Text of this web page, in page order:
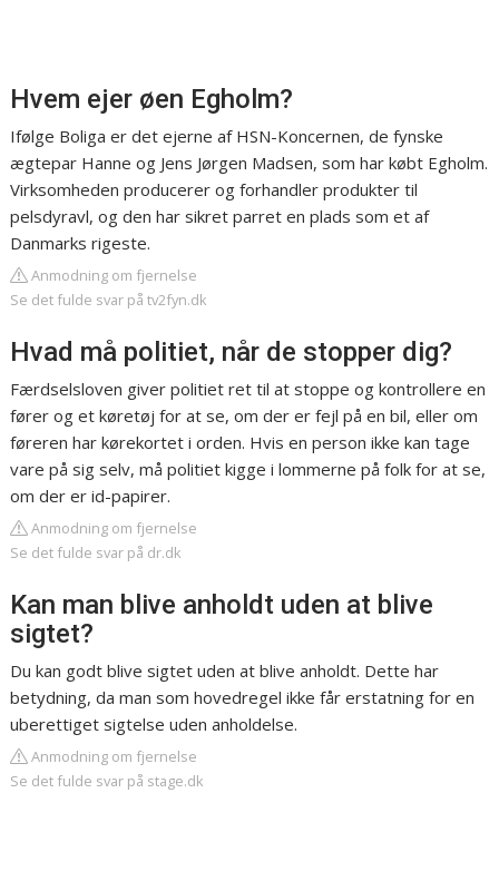
Hvem ejer øen Egholm?
Ifølge Boliga er det ejerne af HSN-Koncernen, de fynske
ægtepar Hanne og Jens Jørgen Madsen, som har købt Egholm.
Virksomheden producerer og forhandler produkter til
pelsdyravl, og den har sikret parret en plads som et af
Danmarks rigeste.
Anmodning om fjernelse
Se det fulde svar på tv2fyn.dk
Hvad må politiet, når de stopper dig?
Færdselsloven giver politiet ret til at stoppe og kontrollere en
fører og et køretøj for at se, om der er fejl på en bil, eller om
føreren har kørekortet i orden. Hvis en person ikke kan tage
vare på sig selv, må politiet kigge i lommerne på folk for at se,
om der er id-papirer.
Anmodning om fjernelse
Se det fulde svar på dr.dk
Kan man blive anholdt uden at blive
sigtet?
Du kan godt blive sigtet uden at blive anholdt. Dette har
betydning, da man som hovedregel ikke får erstatning for en
uberettiget sigtelse uden anholdelse.
Anmodning om fjernelse
Se det fulde svar på stage.dk